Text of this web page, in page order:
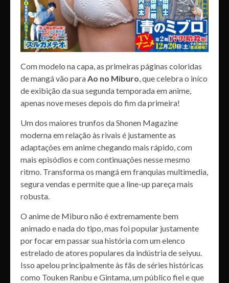
Com modelo na capa, as primeiras páginas coloridas
de mangá vão paraAo no Miburo, que celebra o iníco
de exibição da sua segunda temporada em anime,
apenas nove meses depois do fim da primeira!
Um dos maiores trunfos da Shonen Magazine
moderna em relação às rivais é justamente as
adaptações em anime chegando mais rápido, com
mais episódios e com continuações nesse mesmo
ritmo. Transforma os mangá em franquias multimedia,
segura vendas e permite que a line-up pareça mais
robusta.
O anime de Miburo não é extremamente bem
animado e nada do tipo, mas foi popular justamente
por focar em passar sua história com um elenco
estrelado de atores populares da indústria de seiyuu.
Isso apelou principalmente às fãs de séries históricas
como Touken Ranbu e Gintama, um público fiel e que